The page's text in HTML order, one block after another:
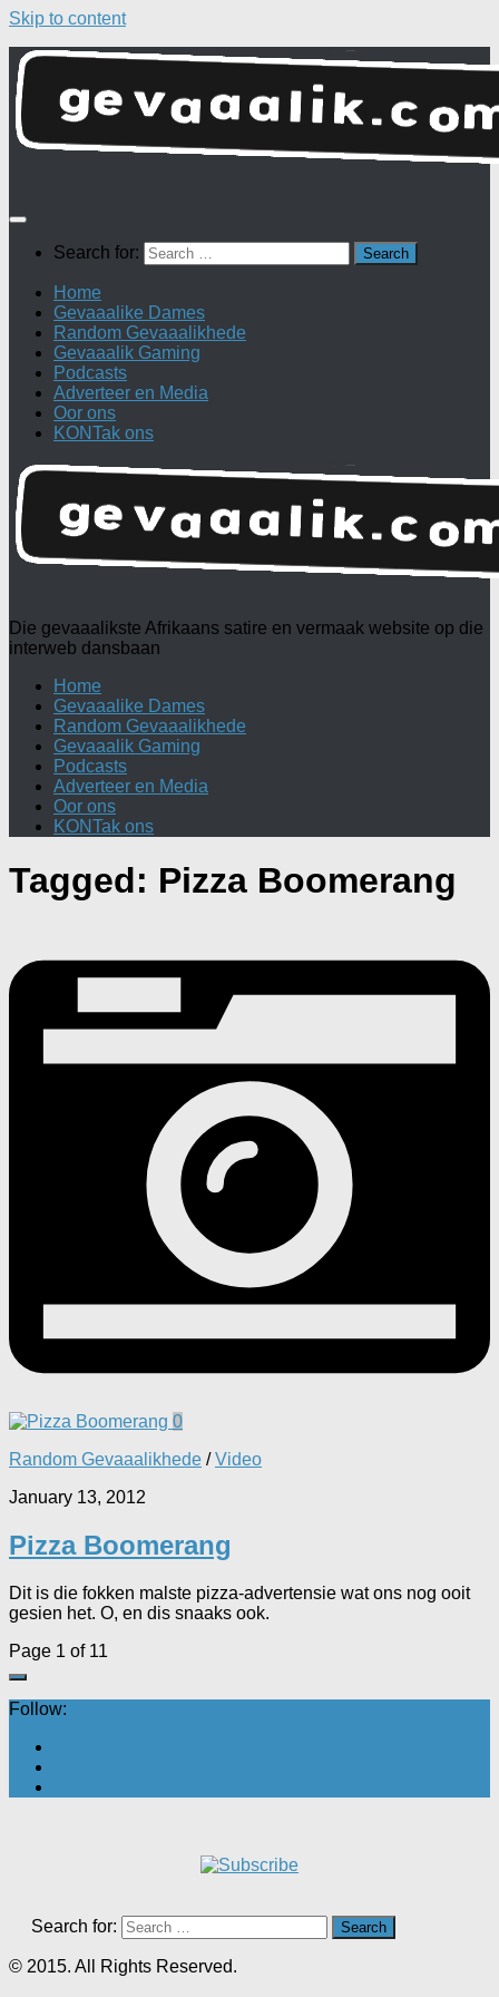
Skip to content
Search for:
Home
Gevaaalike Dames
Random Gevaaalikhede
Gevaaalik Gaming
Podcasts
Adverteer en Media
Oor ons
KONTak ons
Die gevaaalikste Afrikaans satire en vermaak website op die
interweb dansbaan
Home
Gevaaalike Dames
Random Gevaaalikhede
Gevaaalik Gaming
Podcasts
Adverteer en Media
Oor ons
KONTak ons
Tagged: Pizza Boomerang
0
Random Gevaaalikhede /Video
January 13, 2012
Pizza Boomerang
Dit is die fokken malste pizza-advertensie wat ons nog ooit
gesien het. O, en dis snaaks ook.
Page 1 of 11
Follow:
Search for:
© 2015. All Rights Reserved.